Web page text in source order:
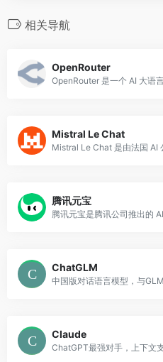
相关导航
OpenRouter
Mistral Le Chat
腾讯元宝
ChatGLM
中国版对话语言模型，与
Claude
ChatGPT最强对手，上下文